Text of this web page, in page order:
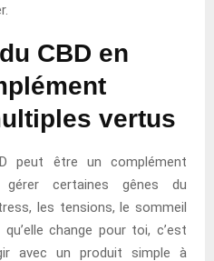
CBD en
vertus
peut être un complément
certaines gênes du
les tensions, le sommeil
change pour toi, c’est
avec un produit simple à